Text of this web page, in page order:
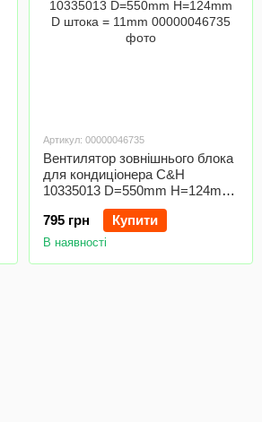
Артикул: 00000046735
Вентилятор зовнішнього блока
для кондиціонера C&H
10335013 D=550mm H=124mm
D штока = 11mm
795 грн
Купити
В наявності